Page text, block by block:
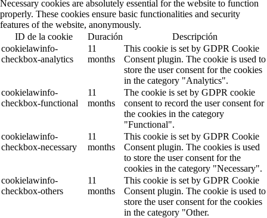
Necessary cookies are absolutely essential for the website to function
properly. These cookies ensure basic functionalities and security
features of the website, anonymously.
ID de la cookie
Duración
Descripción
cookielawinfo-
checkbox-analytics
11
months
This cookie is set by GDPR Cookie
Consent plugin. The cookie is used to
store the user consent for the cookies
in the category "Analytics".
cookielawinfo-
checkbox-functional
11
months
The cookie is set by GDPR cookie
consent to record the user consent for
the cookies in the category
"Functional".
cookielawinfo-
checkbox-necessary
11
months
This cookie is set by GDPR Cookie
Consent plugin. The cookies is used
to store the user consent for the
cookies in the category "Necessary".
cookielawinfo-
checkbox-others
11
months
This cookie is set by GDPR Cookie
Consent plugin. The cookie is used to
store the user consent for the cookies
in the category "Other.